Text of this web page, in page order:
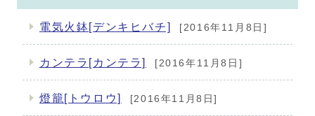
電気火鉢[デンキヒバチ] [2016年11月8日]
カンテラ[カンテラ] [2016年11月8日]
燈籠[トウロウ] [2016年11月8日]